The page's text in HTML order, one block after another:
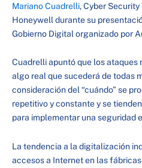
Mariano Cuadrelli, Cyber
Honeywell durante su
Gobierno Digital organizado por
Cuadrelli apuntó que los ataques
algo real que sucederá de todas
consideración del “cuándo” se
repetitivo y constante y se
para implementar una seguridad
La tendencia a la digitalización
accesos a Internet en las